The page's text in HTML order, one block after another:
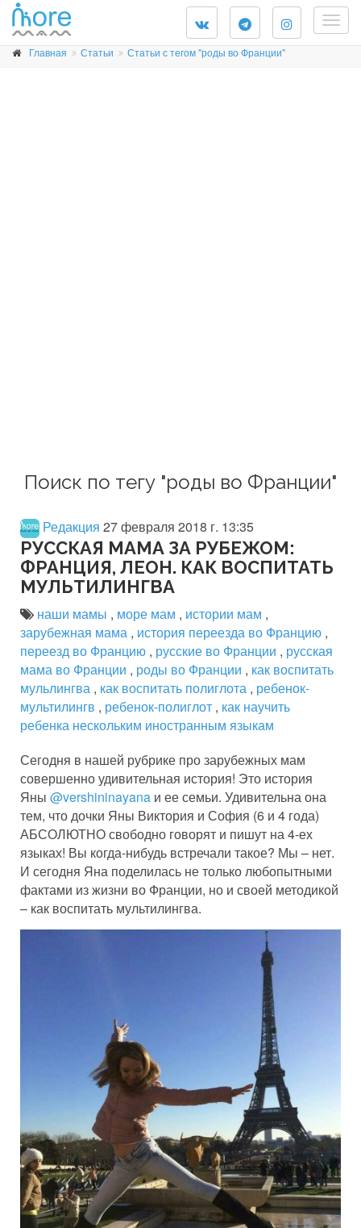
Главная Статьи Статьи с тегом "роды во Франции"
Поиск по тегу "роды во Франции"
Редакция 27 февраля 2018 г. 13:35
РУССКАЯ МАМА ЗА РУБЕЖОМ:
ФРАНЦИЯ, ЛЕОН. КАК ВОСПИТАТЬ
МУЛЬТИЛИНГВА
наши мамы , море мам , истории мам ,
зарубежная мама , история переезда во Францию ,
переезд во Францию , русские во Франции , русская
мама во Франции , роды во Франции , как воспитать
мульлингва , как воспитать полиглота , ребенок-
мультилингв , ребенок-полиглот , как научить
ребенка нескольким иностранным языкам
Сегодня в нашей рубрике про зарубежных мам
совершенно удивительная история! Это история
Яны @vershininayana и ее семьи. Удивительна она
тем, что дочки Яны Виктория и София (6 и 4 года)
АБСОЛЮТНО свободно говорят и пишут на 4-ех
языках! Вы когда-нибудь встречали такое? Мы – нет.
И сегодня Яна поделилась не только любопытными
фактами из жизни во Франции, но и своей методикой
– как воспитать мультилингва.